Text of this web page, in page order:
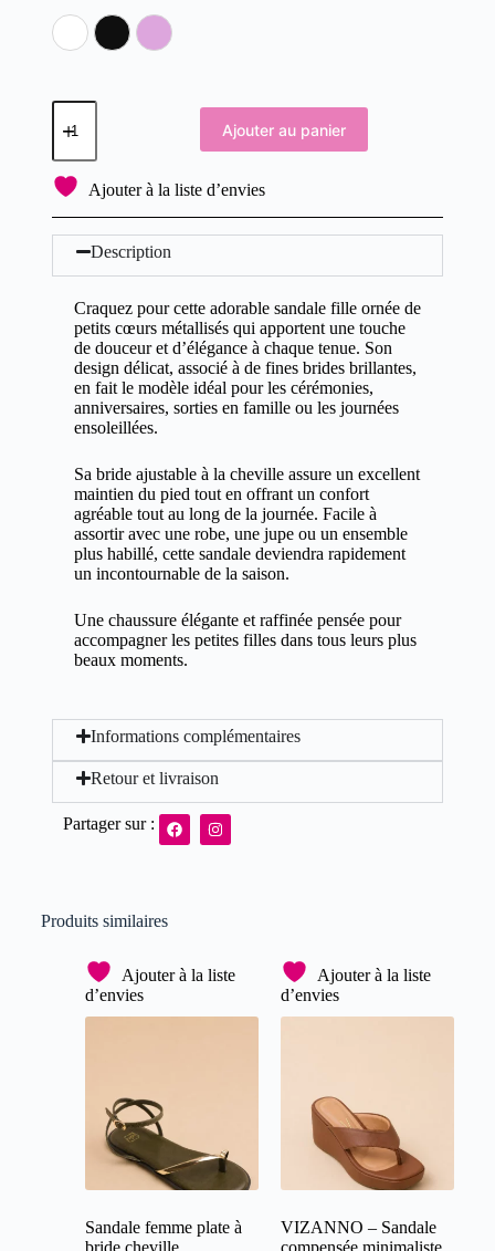
Blanc Noir Rose
Ajouter au panier
Ajouter à la liste d’envies
Description
Craquez pour cette adorable sandale fille ornée de
petits cœurs métallisés qui apportent une touche
de douceur et d’élégance à chaque tenue. Son
design délicat, associé à de fines brides brillantes,
en fait le modèle idéal pour les cérémonies,
anniversaires, sorties en famille ou les journées
ensoleillées.
Sa bride ajustable à la cheville assure un excellent
maintien du pied tout en offrant un confort
agréable tout au long de la journée. Facile à
assortir avec une robe, une jupe ou un ensemble
plus habillé, cette sandale deviendra rapidement
un incontournable de la saison.
Une chaussure élégante et raffinée pensée pour
accompagner les petites filles dans tous leurs plus
beaux moments.
Informations complémentaires
Retour et livraison
Partager sur :
Produits similaires
Ajouter à la liste
d’envies
Sandale femme plate à
Ajouter à la liste
d’envies
VIZANNO – Sandale